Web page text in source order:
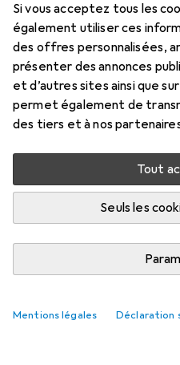
Si vous acceptez tous les
également utiliser ces
des offres personnalisées,
présenter des annonces
et d’autres sites ainsi que
permet également de
des tiers et à nos
Tout
Seuls les
Mentions légales Déclaration